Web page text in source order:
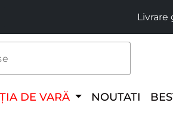
DE VARĂ NOUTATI